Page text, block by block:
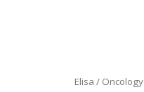
Elisa / Oncology